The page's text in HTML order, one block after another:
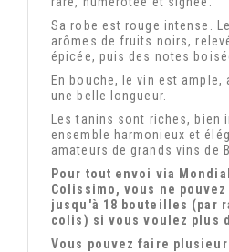
Sa robe est rouge intense.
arômes de fruits noirs,
épicée, puis des notes
En bouche, le vin est ample,
une belle longueur.
Les tanins sont riches, bien
ensemble harmonieux et
amateurs de grands vins de
Pour tout envoi via
Colissimo, vous ne
jusqu'à 18 bouteilles (par
colis) si vous voulez plus
Vous pouvez faire